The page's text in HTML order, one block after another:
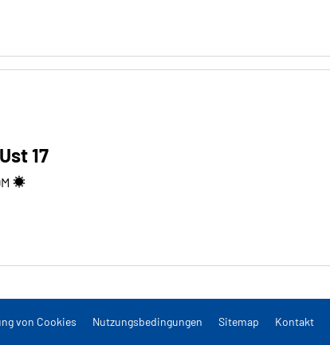
17
M
von Cookies Nutzungsbedingungen Sitemap Kontakt